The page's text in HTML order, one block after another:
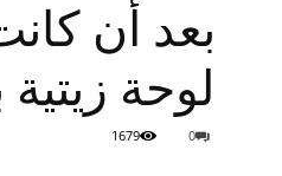
بعد أن
لوحة زيتية
0
1679